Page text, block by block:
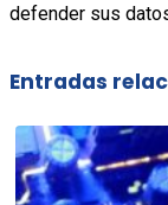
defender sus
Entradas